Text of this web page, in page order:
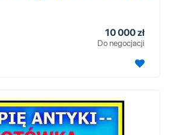
10 000 zł
Do negocjacji